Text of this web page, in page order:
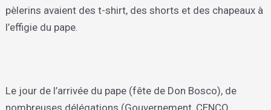
pèlerins avaient des t-shirt, des shorts et des chapeaux à
l’effigie du pape.
Le jour de l’arrivée du pape (fête de Don Bosco), de